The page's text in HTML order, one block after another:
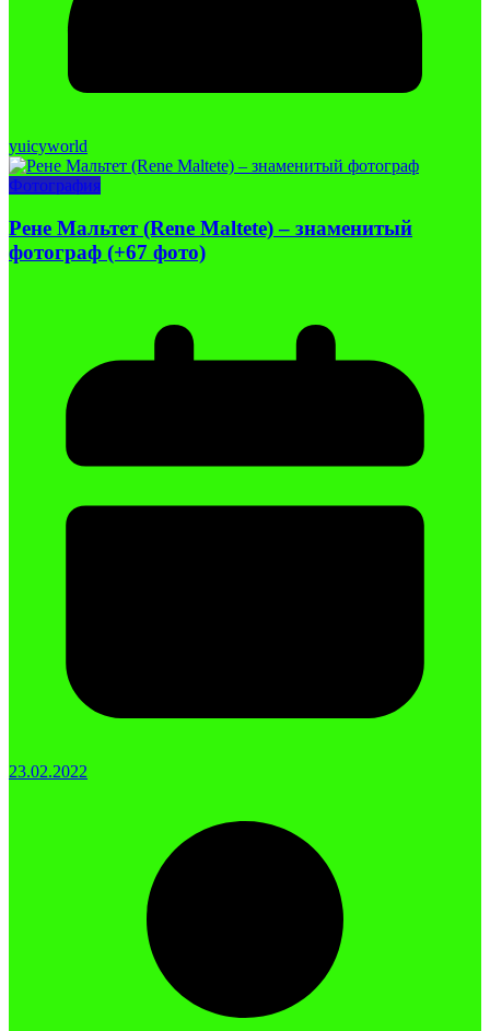
yuicyworld
Фотография
Рене Мальтет (Rene Maltete) – знаменитый
фотограф (+67 фото)
23.02.2022